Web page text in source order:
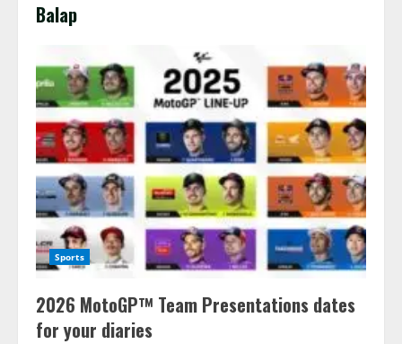
Balap
Sports
2026 MotoGP™ Team Presentations dates
for your diaries